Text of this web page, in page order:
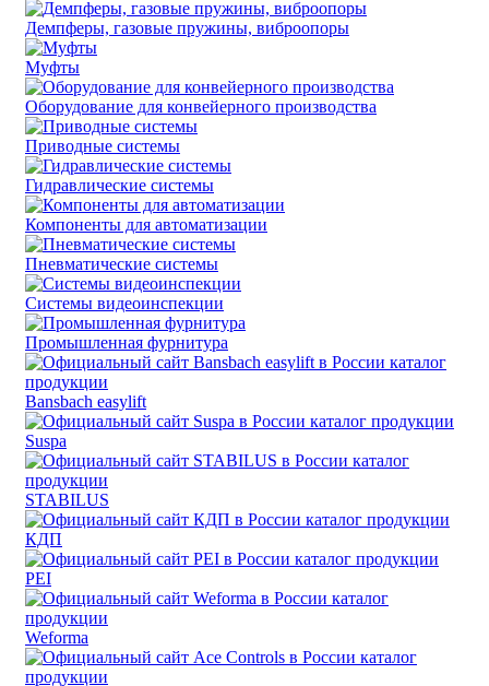
Демпферы, газовые пружины, виброопоры
Муфты
Оборудование для конвейерного производства
Приводные системы
Гидравлические системы
Компоненты для автоматизации
Пневматические системы
Системы видеоинспекции
Промышленная фурнитура
Bansbach easylift
Suspa
STABILUS
КДП
PEI
Weforma